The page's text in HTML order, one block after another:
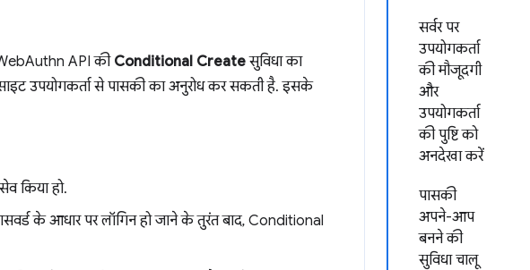
सर्वर पर
उपयोगकर्ता
की मौजूदगी
और
उपयोगकर्ता
की पुष्टि को
अनदेखा करें
पासकी
अपने-आप
बनने की
सुविधा चालू
API की Conditional Createसुविधा का
उपयोगकर्ता से पासकी का अनुरोध कर सकती है. इसके
किया हो.
के आधार पर लॉगिन हो जाने के तुरंत बाद, Conditional